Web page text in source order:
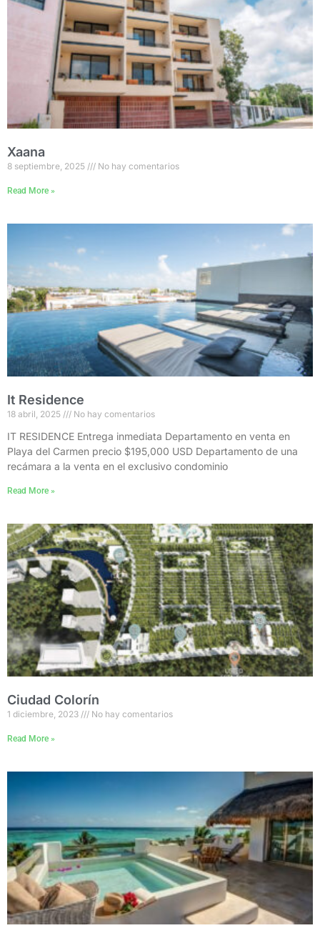
Xaana
8 septiembre, 2025 No hay comentarios
Read More »
It Residence
18 abril, 2025 No hay comentarios
IT RESIDENCE Entrega inmediata Departamento en venta en
Playa del Carmen precio $195,000 USD Departamento de una
recámara a la venta en el exclusivo condominio
Read More »
Ciudad Colorín
1 diciembre, 2023 No hay comentarios
Read More »